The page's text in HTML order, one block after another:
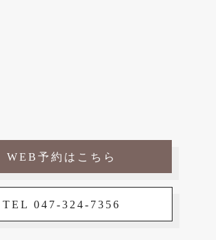
WEB予約はこちら
TEL 047-324-7356